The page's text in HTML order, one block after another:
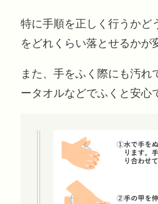
特に手順を正しく行うかど
をどれくらい落とせるかが
また、手をふく際にも汚れ
ータオルなどでふくと安心